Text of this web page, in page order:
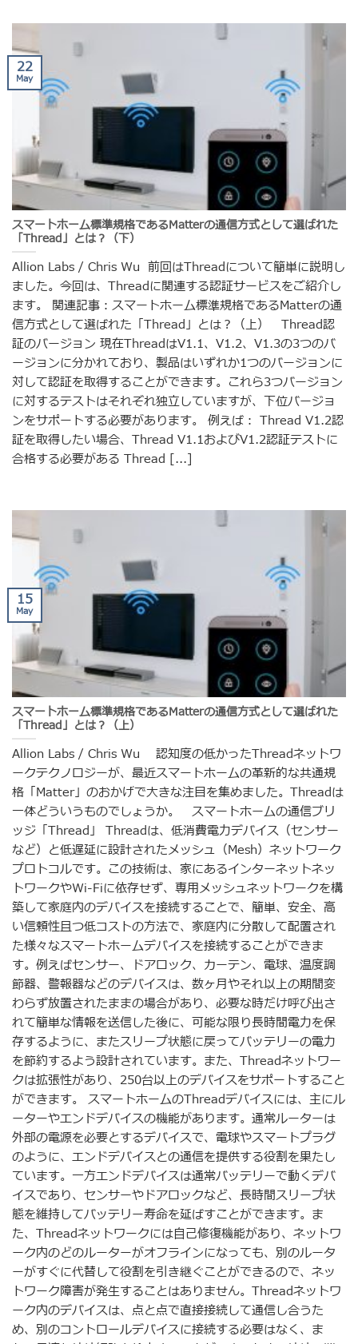
スマートホーム標準規格であるMatterの通信方式として選ばれた
「Thread」とは？（下）
Allion Labs / Chris Wu 前回はThreadについて簡単に説明し
ました。今回は、Threadに関連する認証サービスをご紹介し
ます。 関連記事：スマートホーム標準規格であるMatterの通
信方式として選ばれた「Thread」とは？（上） Thread認
証のバージョン 現在ThreadはV1.1、V1.2、V1.3の3つのバ
ージョンに分かれており、製品はいずれか1つのバージョンに
対して認証を取得することができます。これら3つバージョン
に対するテストはそれぞれ独立していますが、下位バージョ
ンをサポートする必要があります。 例えば： Thread V1.2認
証を取得したい場合、Thread V1.1およびV1.2認証テストに
合格する必要がある Thread [...]
22
May
スマートホーム標準規格であるMatterの通信方式として選ばれた
「Thread」とは？（上）
Allion Labs / Chris Wu 認知度の低かったThreadネットワ
ークテクノロジーが、最近スマートホームの革新的な共通規
格「Matter」のおかげで大きな注目を集めました。Threadは
一体どういうものでしょうか。 スマートホームの通信ブリ
ッジ「Thread」 Threadは、低消費電力デバイス（センサー
など）と低遅延に設計されたメッシュ（Mesh）ネットワーク
プロトコルです。この技術は、家にあるインターネットネッ
トワークやWi-Fiに依存せず、専用メッシュネットワークを構
築して家庭内のデバイスを接続することで、簡単、安全、高
い信頼性且つ低コストの方法で、家庭内に分散して配置され
た様々なスマートホームデバイスを接続することができま
す。例えばセンサー、ドアロック、カーテン、電球、温度調
節器、警報器などのデバイスは、数ヶ月やそれ以上の期間変
わらず放置されたままの場合があり、必要な時だけ呼び出さ
れて簡単な情報を送信した後に、可能な限り長時間電力を保
存するように、またスリープ状態に戻ってバッテリーの電力
を節約するよう設計されています。また、Threadネットワー
クは拡張性があり、250台以上のデバイスをサポートすること
ができます。 スマートホームのThreadデバイスには、主にル
ーターやエンドデバイスの機能があります。通常ルーターは
外部の電源を必要とするデバイスで、電球やスマートプラグ
のように、エンドデバイスとの通信を提供する役割を果たし
ています。一方エンドデバイスは通常バッテリーで動くデバ
イスであり、センサーやドアロックなど、長時間スリープ状
態を維持してバッテリー寿命を延ばすことができます。ま
た、Threadネットワークには自己修復機能があり、ネットワ
ーク内のどのルーターがオフラインになっても、別のルータ
ーがすぐに代替して役割を引き継ぐことができるので、ネッ
トワーク障害が発生することはありません。Threadネットワ
ーク内のデバイスは、点と点で直接接続して通信し合うた
め、別のコントロールデバイスに接続する必要はなく、ま
15
May